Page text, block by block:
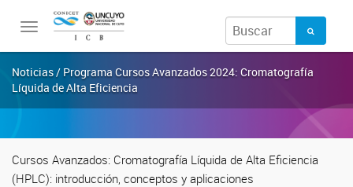
Toggle
navigation
Noticias / Programa Cursos Avanzados 2024: Cromatografía
Líquida de Alta Eficiencia
Cursos Avanzados: Cromatografía Líquida de Alta Eficiencia
(HPLC): introducción, conceptos y aplicaciones